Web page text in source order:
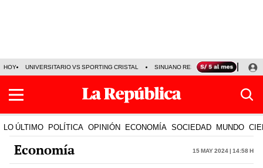
HOY UNIVERSITARIO VS SPORTING CRISTAL SINUANO RESULTADOS HOY
LO ÚLTIMO POLÍTICA OPINIÓN ECONOMÍA SOCIEDAD MUNDO
Economía 15 May 2024 | 14:58 h